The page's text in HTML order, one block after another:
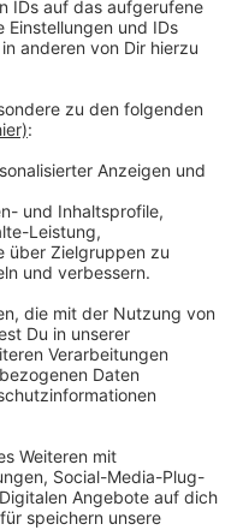
Migration nach klaren
das - so wörtlich
geschlossen wird.
Asyl und lehnt es
aufzuhetzen und
zu machen, um -
Linie wie die
Drittstaat einreise,
und Leistungen,
Sahra Wagenknecht.